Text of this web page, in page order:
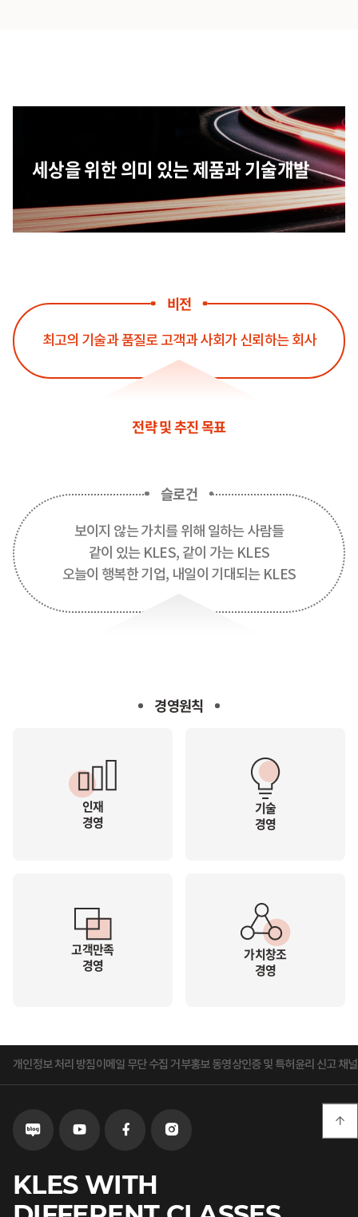
세상을 위한 의미 있는 제품과 기술개발
비전
최고의 기술과 품질로 고객과 사회가 신뢰하는 회사
전략 및 추진 목표
슬로건
보이지 않는 가치를 위해 일하는 사람들
같이 있는 KLES, 같이 가는 KLES
오늘이 행복한 기업, 내일이 기대되는 KLES
경영원칙
인재
경영
기술
경영
고객만족
경영
가치창조
경영

KLES WITH
개인정보 처리 방침이메일 무단 수집 거부홍보 동영상인증 및 특허 윤리 신고 채널
블로그로
이동
유튜브로
이동
페이스북으로
이동
인스타그램으로
이동